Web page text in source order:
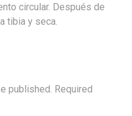
circular. Después de
tibia y seca.
published. Required